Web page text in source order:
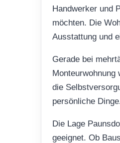
Handwerker und
möchten. Die
Ausstattung und
Gerade bei
Monteurwohnung
die
persönliche
Die Lage
geeignet. Ob